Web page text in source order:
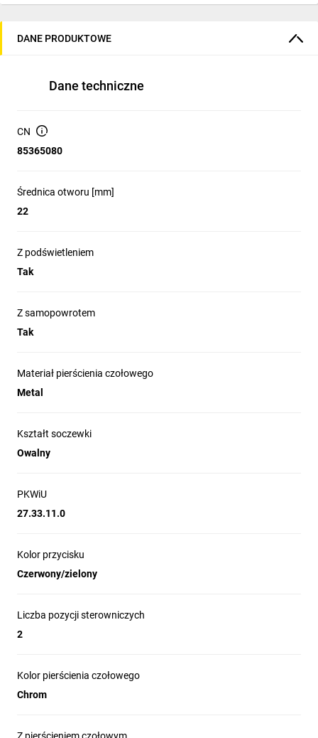
wykonanie i jednocześnie dbałość o szczegóły.
Wysoka trwałość mechaniczna operatorów. Wysoka
operacji, a przyciskom do zatrzymania awaryjnego
Materiały odporne na oleje i rozpuszczalniki
węglowodorowe.
Certyfikaty cULus, EAC, RINA i CCC.
DANE PRODUKTOWE
Dane techniczne
CN
85365080
Średnica otworu [mm]
22
Z podświetleniem
Tak
Z samopowrotem
Tak
Materiał pierścienia czołowego
Metal
Kształt soczewki
Owalny
PKWiU
27.33.11.0
Kolor przycisku
Czerwony/zielony
Liczba pozycji sterowniczych
2
Kolor pierścienia czołowego
Chrom